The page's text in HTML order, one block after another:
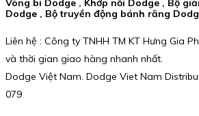
Vòng bi Dodge , Khớp nối Dodge , Bộ
Dodge , Bộ truyền động bánh răng
Liên hệ : Công ty TNHH TM KT Hưng Gia
và thời gian giao hàng nhanh nhất.
Dodge Việt Nam. Dodge Viet Nam
079